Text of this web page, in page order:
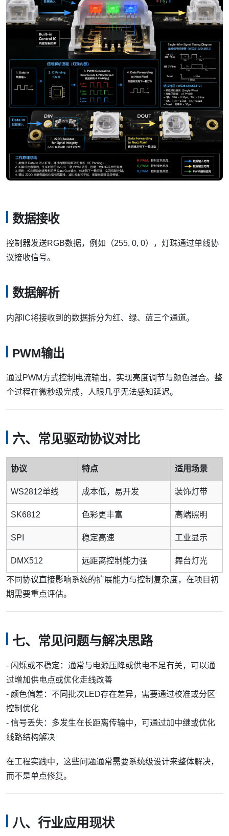
数据接收
控制器发送RGB数据，例如（255, 0, 0），灯珠通过单线协
议接收信号。
数据解析
内部IC将接收到的数据拆分为红、绿、蓝三个通道。
PWM输出
通过PWM方式控制电流输出，实现亮度调节与颜色混合。整
个过程在微秒级完成，人眼几乎无法感知延迟。
六、常见驱动协议对比
协议 特点 适用场景
WS2812单线 成本低，易开发 装饰灯带
SK6812 色彩更丰富 高端照明
SPI 稳定高速 工业显示
DMX512 远距离控制能力强 舞台灯光
不同协议直接影响系统的扩展能力与控制复杂度，在项目初
期需要重点评估。
七、常见问题与解决思路
- 闪烁或不稳定：通常与电源压降或供电不足有关，可以通
过增加供电点或优化走线改善
- 颜色偏差：不同批次LED存在差异，需要通过校准或分区
控制优化
- 信号丢失：多发生在长距离传输中，可通过加中继或优化
线路结构解决
在工程实践中，这些问题通常需要系统级设计来整体解决，
而不是单点修复。
八、行业应用现状